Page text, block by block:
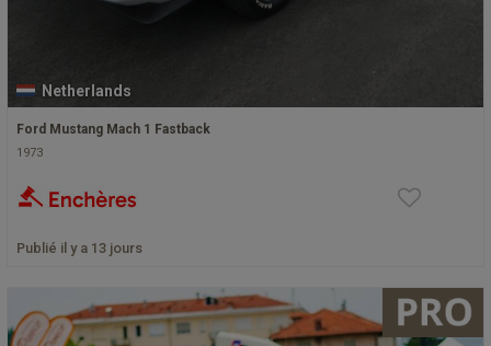
Netherlands
Ford Mustang Mach 1 Fastback
1973
Publié il y a 13 jours